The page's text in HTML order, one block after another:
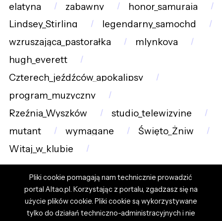
elatyna
zabawny
honor_samuraja
Lindsey_Stirling
legendarny_samochd
wzruszająca_pastorałka
mlynkova
hugh_everett
Czterech_jeźdźców_apokalipsy
program_muzyczny
Rzeźnia_Wyszków
studio_telewizyjne
mutant
wymagane
Święto_Żniw
Witaj_w_klubie
Pliki cookie pomagają nam technicznie prowadzić
portal Altao.pl. Korzystając z portalu, zgadzasz się na
użycie plików cookie. Pliki cookie są wykorzystywane
tylko do działań techniczno-administracyjnych i nie